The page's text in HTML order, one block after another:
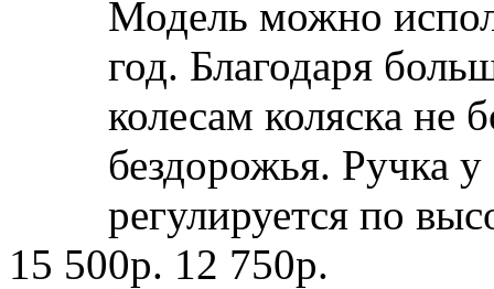
Модель можно
год. Благодаря
колесам коляска не
бездорожья. Ручка
регулируется по
15 500р. 12 750р.